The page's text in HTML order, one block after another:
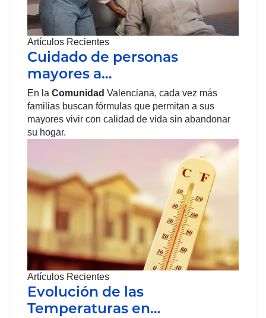
Artículos Recientes
Cuidado de personas
mayores a…
En la Comunidad Valenciana, cada vez más
familias buscan fórmulas que permitan a sus
mayores vivir con calidad de vida sin abandonar
su hogar.
Artículos Recientes
Evolución de las
Temperaturas en…